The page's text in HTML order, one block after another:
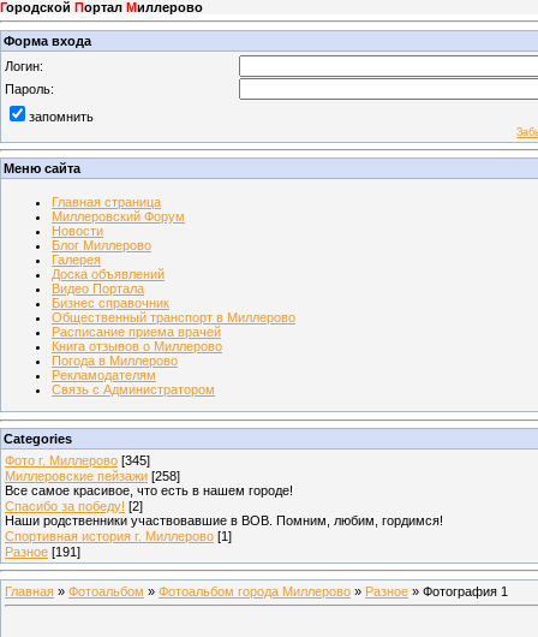
Городской Портал Миллерово
Форма входа
Логин:
Пароль:
запомнить
Меню сайта
Главная страница
Миллеровский Форум
Новости
Блог Миллерово
Галерея
Доска объявлений
Видео Портала
Бизнес справочник
Общественный транспорт в Миллерово
Расписание приема врачей
Книга отзывов о Миллерово
Погода в Миллерово
Рекламодателям
Связь с Администратором
Categories
Фото г. Миллерово [345]
Миллеровские пейзажи [258]
Все самое красивое, что есть в нашем городе!
Спасибо за победу! [2]
Наши родственники участвовавшие в ВОВ. Помним, любим, гордимся!
Спортивная история г. Миллерово [1]
Разное [191]
Главная » Фотоальбом » Фотоальбом города Миллерово » Разное » Фотография 1